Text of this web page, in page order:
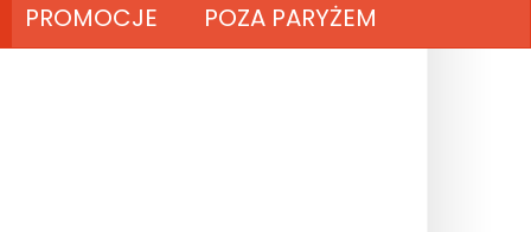
PROMOCJE POZA PARYŻEM